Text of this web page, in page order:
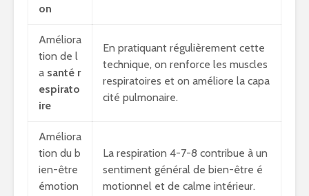
on
Améliora
tion de l
a santé r
espirato
ire
En pratiquant régulièrement cette
technique, on renforce les muscles
respiratoires et on améliore la capa
cité pulmonaire.
Améliora
tion du b
ien-être
émotion
La respiration 4-7-8 contribue à un
sentiment général de bien-être é
motionnel et de calme intérieur.